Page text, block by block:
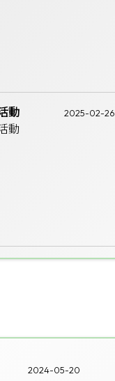
動 2025-02-26
動
2024-05-20